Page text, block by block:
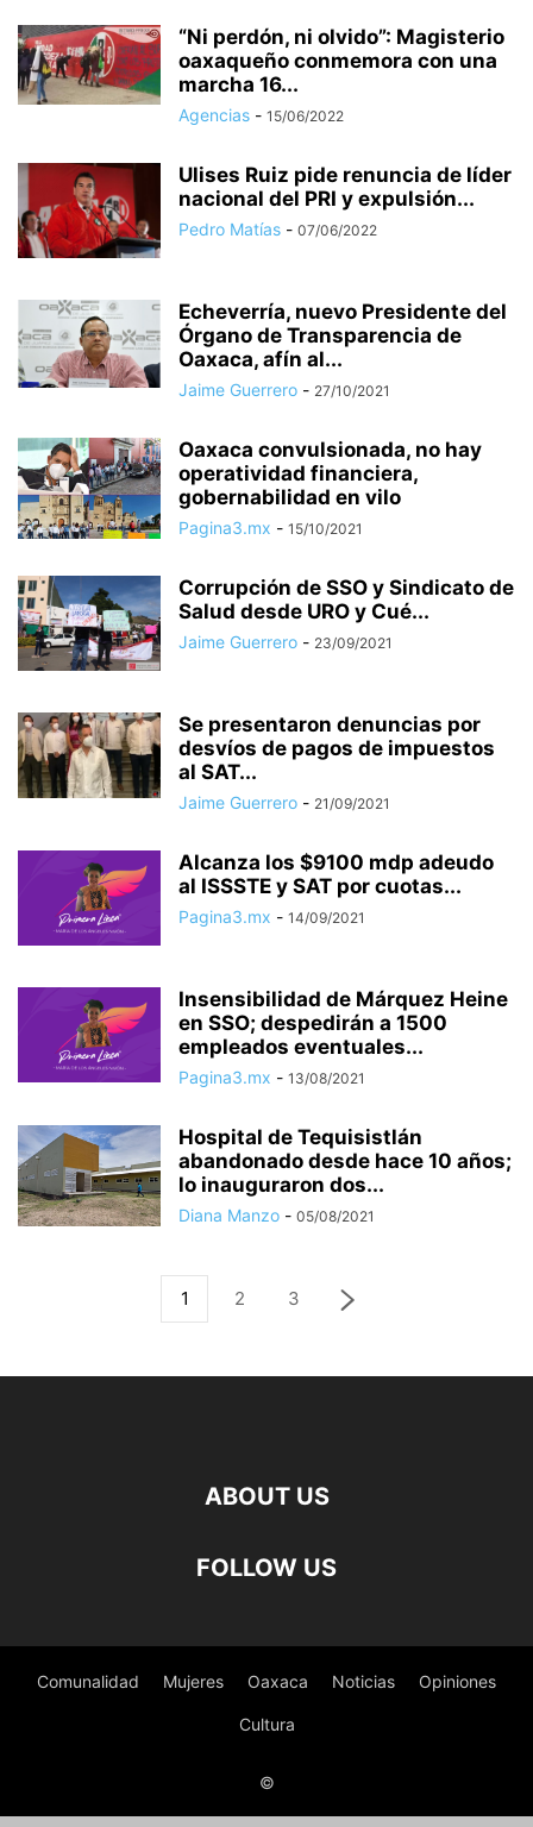
“Ni perdón, ni olvido”: Magisterio
oaxaqueño conmemora con una
marcha 16...
Agencias - 15/06/2022
Ulises Ruiz pide renuncia de líder
nacional del PRI y expulsión...
Pedro Matías - 07/06/2022
Echeverría, nuevo Presidente del
Órgano de Transparencia de
Oaxaca, afín al...
Jaime Guerrero - 27/10/2021
Oaxaca convulsionada, no hay
operatividad financiera,
gobernabilidad en vilo
Pagina3.mx - 15/10/2021
Corrupción de SSO y Sindicato de
Salud desde URO y Cué...
Jaime Guerrero - 23/09/2021
Se presentaron denuncias por
desvíos de pagos de impuestos
al SAT...
Jaime Guerrero - 21/09/2021
Alcanza los $9100 mdp adeudo
al ISSSTE y SAT por cuotas...
Pagina3.mx - 14/09/2021
Insensibilidad de Márquez Heine
en SSO; despedirán a 1500
empleados eventuales...
Pagina3.mx - 13/08/2021
Hospital de Tequisistlán
abandonado desde hace 10 años;
lo inauguraron dos...
Diana Manzo - 05/08/2021
1 2 3
ABOUT US
FOLLOW US
Comunalidad Mujeres Oaxaca Noticias Opiniones
Cultura
©